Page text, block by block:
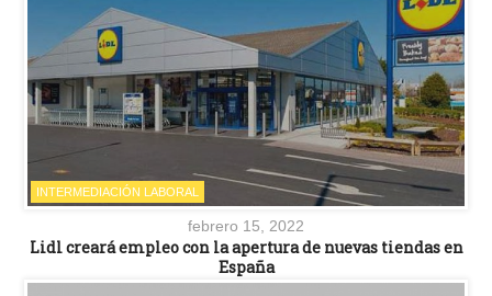
INTERMEDIACIÓN LABORAL
febrero 15, 2022
Lidl creará empleo con la apertura de nuevas tiendas en
España